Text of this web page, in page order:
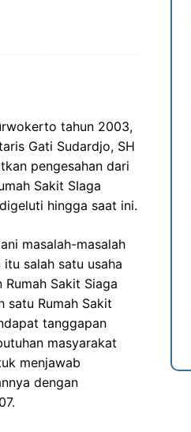
tahun 2003,
Gati Sudardjo, SH
pengesahan dari
Sakit SIaga
hingga saat ini.
masalah-masalah
salah satu usaha
Sakit Siaga
satu Rumah Sakit
tanggapan
masyarakat
menjawab
dengan